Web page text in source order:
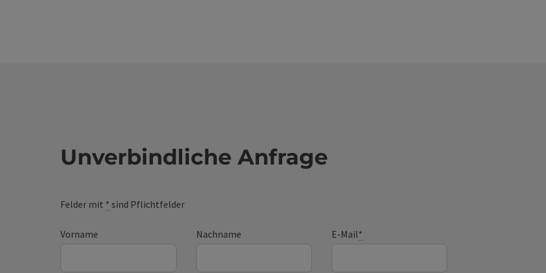
Unverbindliche Anfrage
Felder mit * sind Pflichtfelder
Vorname Nachname E-Mail*